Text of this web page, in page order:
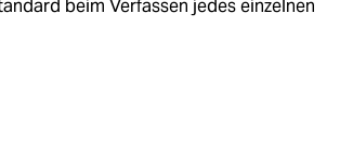
beim Verfassen jedes einzelnen